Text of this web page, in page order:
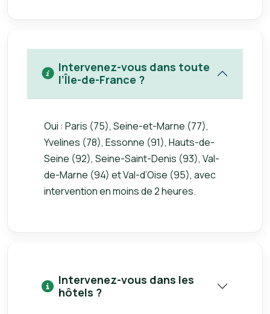
Intervenez-vous dans toute
l’Île-de-France ?
Oui : Paris (75), Seine-et-Marne (77),
Yvelines (78), Essonne (91), Hauts-de-
Seine (92), Seine-Saint-Denis (93), Val-
de-Marne (94) et Val-d’Oise (95), avec
intervention en moins de 2 heures.
Intervenez-vous dans les
hôtels ?